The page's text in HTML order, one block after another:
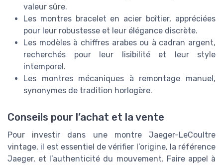
valeur sûre.
Les montres bracelet en acier boîtier, appréciées
pour leur robustesse et leur élégance discrète.
Les modèles à chiffres arabes ou à cadran argent,
recherchés pour leur lisibilité et leur style
intemporel.
Les montres mécaniques à remontage manuel,
synonymes de tradition horlogère.
Conseils pour l’achat et la vente
Pour investir dans une montre Jaeger-LeCoultre
vintage, il est essentiel de vérifier l’origine, la référence
Jaeger, et l’authenticité du mouvement. Faire appel à